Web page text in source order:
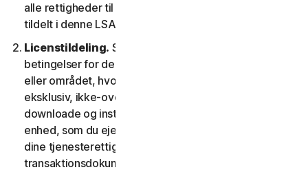
alle rettigheder til softwaren, der ikke udtrykkeligt er
tildelt i denne LSA.
Licenstildeling. Så længe du overholder vilkår og
betingelser for denne LSA, giver vi dig i territoriet
eller området, hvor du fik softwaren, en ikke-
eksklusiv, ikke-overførbar tidsbegrænset licens til at
downloade og installere en kopi af softwaren på den
enhed, som du ejer eller kontrollerer som angivet i
dine tjenesterettigheder eller den relevante
transaktionsdokumentation fra den udbyder, du har